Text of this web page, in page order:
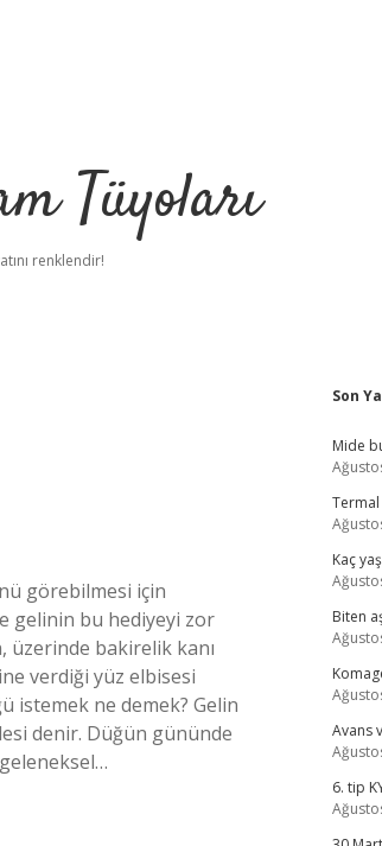
Tüyoları
renklendir!
görebilmesi için
gelinin bu hediyeyi zor
üzerinde bakirelik kanı
verdiği yüz elbisesi
istemek ne demek? Gelin
denir. Düğün gününde
Son
Mide
Termal
Kaç
Biten
Avans
6. tip